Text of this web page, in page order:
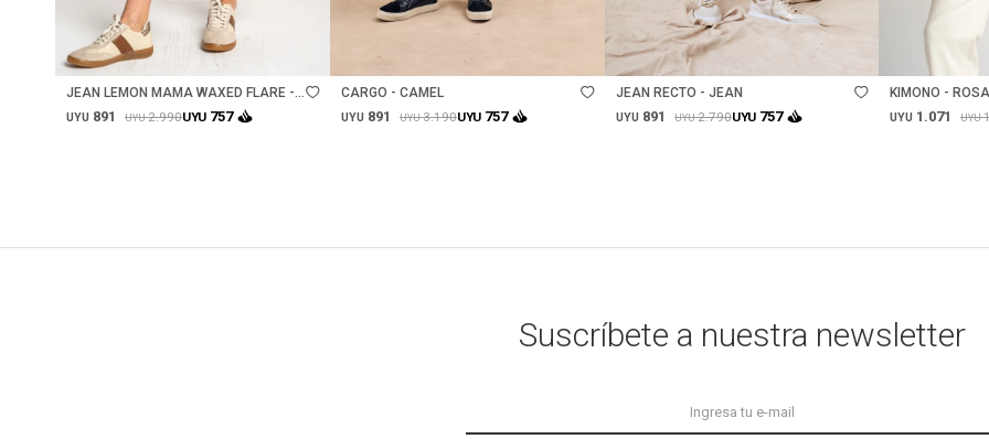
Talle
JEAN LEMON MAMA WAXED FLARE -
UYU 891 UYU2.990UYU 757
CARGO - CAMEL
UYU 891 UYU3.190UYU 757
Talle
JEAN RECTO - JEAN
UYU 891 UYU2.790UYU 757
KIMONO - ROSA
UYU 1.071 UYU
Suscríbete a nuestra newsletter